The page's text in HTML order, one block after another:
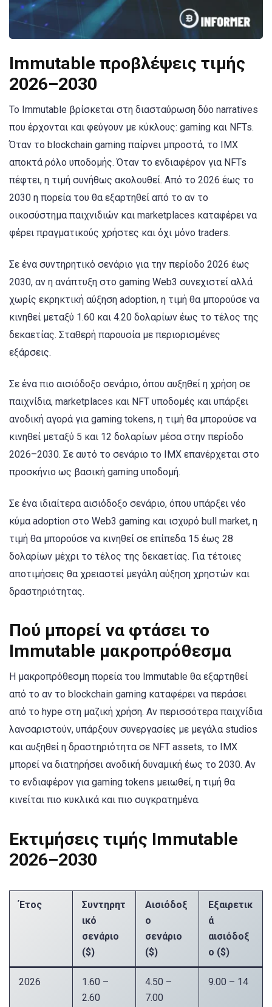
Immutable προβλέψεις τιμής
2026–2030
Το Immutable βρίσκεται στη διασταύρωση δύο narratives
που έρχονται και φεύγουν με κύκλους: gaming και NFTs.
Όταν το blockchain gaming παίρνει μπροστά, το IMX
αποκτά ρόλο υποδομής. Όταν το ενδιαφέρον για NFTs
πέφτει, η τιμή συνήθως ακολουθεί. Από το 2026 έως το
2030 η πορεία του θα εξαρτηθεί από το αν το
οικοσύστημα παιχνιδιών και marketplaces καταφέρει να
φέρει πραγματικούς χρήστες και όχι μόνο traders.
Σε ένα συντηρητικό σενάριο για την περίοδο 2026 έως
2030, αν η ανάπτυξη στο gaming Web3 συνεχιστεί αλλά
χωρίς εκρηκτική αύξηση adoption, η τιμή θα μπορούσε να
κινηθεί μεταξύ 1.60 και 4.20 δολαρίων έως το τέλος της
δεκαετίας. Σταθερή παρουσία με περιορισμένες
εξάρσεις.
Σε ένα πιο αισιόδοξο σενάριο, όπου αυξηθεί η χρήση σε
παιχνίδια, marketplaces και NFT υποδομές και υπάρξει
ανοδική αγορά για gaming tokens, η τιμή θα μπορούσε να
κινηθεί μεταξύ 5 και 12 δολαρίων μέσα στην περίοδο
2026–2030. Σε αυτό το σενάριο το IMX επανέρχεται στο
προσκήνιο ως βασική gaming υποδομή.
Σε ένα ιδιαίτερα αισιόδοξο σενάριο, όπου υπάρξει νέο
κύμα adoption στο Web3 gaming και ισχυρό bull market, η
τιμή θα μπορούσε να κινηθεί σε επίπεδα 15 έως 28
δολαρίων μέχρι το τέλος της δεκαετίας. Για τέτοιες
αποτιμήσεις θα χρειαστεί μεγάλη αύξηση χρηστών και
δραστηριότητας.
Πού μπορεί να φτάσει το
Immutable μακροπρόθεσμα
Η μακροπρόθεσμη πορεία του Immutable θα εξαρτηθεί
από το αν το blockchain gaming καταφέρει να περάσει
από το hype στη μαζική χρήση. Αν περισσότερα παιχνίδια
λανσαριστούν, υπάρξουν συνεργασίες με μεγάλα studios
και αυξηθεί η δραστηριότητα σε NFT assets, το IMX
μπορεί να διατηρήσει ανοδική δυναμική έως το 2030. Αν
το ενδιαφέρον για gaming tokens μειωθεί, η τιμή θα
κινείται πιο κυκλικά και πιο συγκρατημένα.
Εκτιμήσεις τιμής Immutable
2026–2030
Έτος
Συντηρητ
ικό
σενάριο
($)
Αισιόδοξ
ο
σενάριο
($)
Εξαιρετικ
ά
αισιόδοξ
ο ($)
2026
1.60 –
2.60
4.50 –
7.00
9.00 – 14